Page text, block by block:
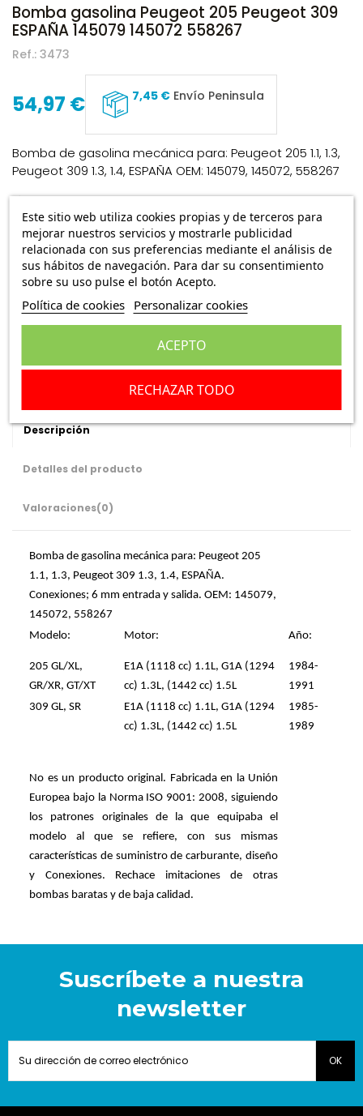
Bomba gasolina Peugeot 205 Peugeot 309
ESPAÑA 145079 145072 558267
Ref.: 3473
54,97 € 7,45 € Envío Peninsula
Bomba de gasolina mecánica para: Peugeot 205 1.1, 1.3,
Peugeot 309 1.3, 1.4, ESPAÑA OEM: 145079, 145072, 558267
Escribe una reseña
Añadir a la cesta
Envío de1 a 4 días laborables
Descripción
Detalles del producto
Valoraciones(0)
Bomba de gasolina mecánica para: Peugeot 205
1.1, 1.3, Peugeot 309 1.3, 1.4, ESPAÑA.
Conexiones; 6 mm entrada y salida. OEM: 145079,
145072, 558267
Modelo:
Motor: Año:
205 GL/XL,
GR/XR, GT/XT
E1A (1118 cc) 1.1L, G1A (1294
cc) 1.3L, (1442 cc) 1.5L
1984-
1991
309 GL, SR
E1A (1118 cc) 1.1L, G1A (1294
cc) 1.3L, (1442 cc) 1.5L
1985-
1989
No es un producto original. Fabricada en la Unión
Europea bajo la Norma ISO 9001: 2008, siguiendo
los patrones originales de la que equipaba el
modelo al que se refiere, con sus mismas
características de suministro de carburante, diseño
y Conexiones. Rechace imitaciones de otras
bombas baratas y de baja calidad.
Suscríbete a nuestra
newsletter
Este sitio web utiliza cookies propias y de terceros para
mejorar nuestros servicios y mostrarle publicidad
relacionada con sus preferencias mediante el análisis de
sus hábitos de navegación. Para dar su consentimiento
sobre su uso pulse el botón Acepto.
Política de cookies Personalizar cookies
RECHAZAR TODO
ACEPTO